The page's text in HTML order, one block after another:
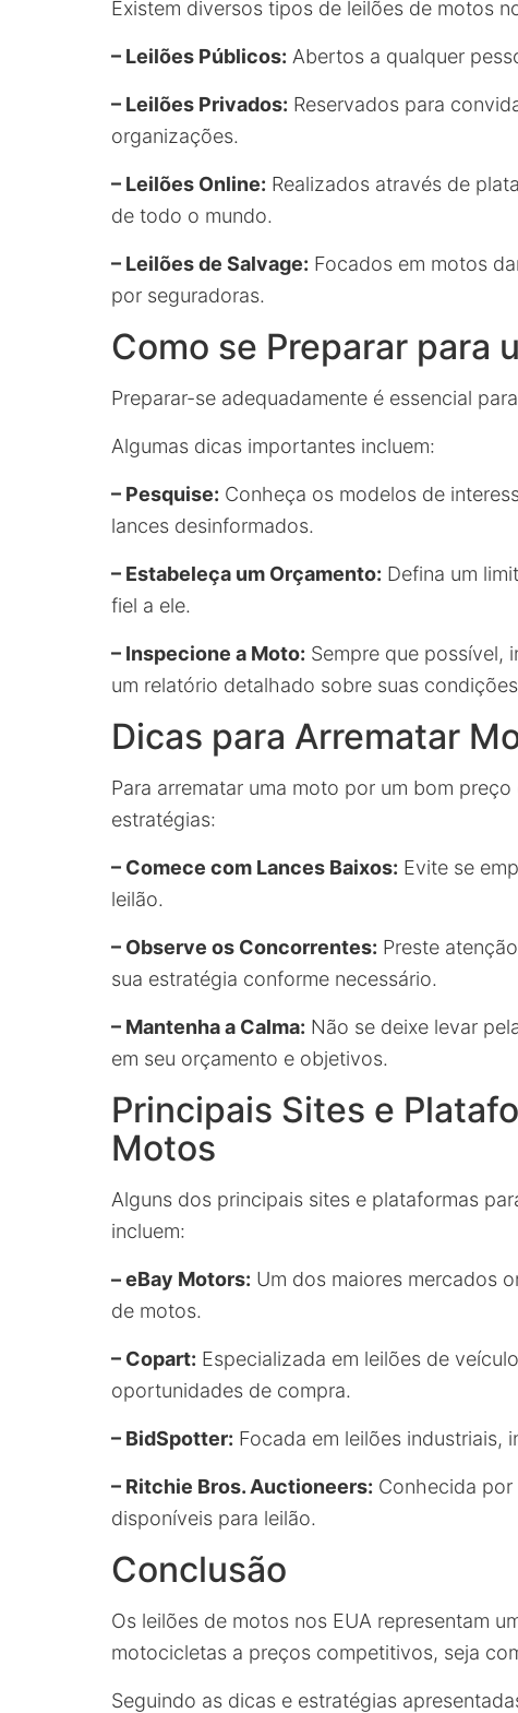
Existem diversos tipos de leilões de motos
– Leilões Públicos: Abertos a qualquer
– Leilões Privados: Reservados para
organizações.
– Leilões Online: Realizados através de
de todo o mundo.
– Leilões de Salvage: Focados em motos
por seguradoras.
Como se Preparar para
Preparar-se adequadamente é essencial
Algumas dicas importantes incluem:
– Pesquise: Conheça os modelos de
lances desinformados.
– Estabeleça um Orçamento: Defina um
fiel a ele.
– Inspecione a Moto: Sempre que possível,
um relatório detalhado sobre suas
Dicas para Arrematar
Para arrematar uma moto por um bom
estratégias:
– Comece com Lances Baixos: Evite se
leilão.
– Observe os Concorrentes: Preste
sua estratégia conforme necessário.
– Mantenha a Calma: Não se deixe levar
em seu orçamento e objetivos.
Principais Sites e
Motos
Alguns dos principais sites e plataformas
incluem:
– eBay Motors: Um dos maiores mercados
de motos.
– Copart: Especializada em leilões de
oportunidades de compra.
– BidSpotter: Focada em leilões industriais,
– Ritchie Bros. Auctioneers: Conhecida por
disponíveis para leilão.
Conclusão
Os leilões de motos nos EUA representam
motocicletas a preços competitivos, seja
Seguindo as dicas e estratégias